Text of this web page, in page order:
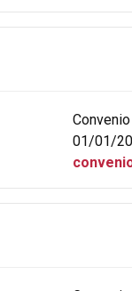
Convenio
01/01/